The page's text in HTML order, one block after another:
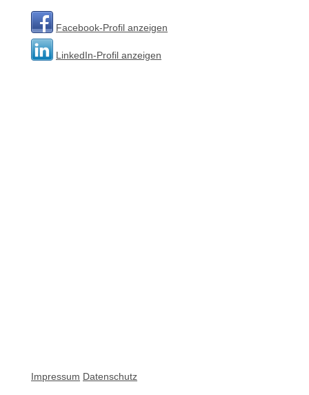
Facebook-Profil anzeigen
LinkedIn-Profil anzeigen
Impressum Datenschutz